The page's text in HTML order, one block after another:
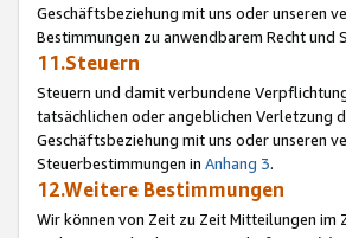
Geschäftsbeziehung mit uns oder unseren
Bestimmungen zu anwendbarem Recht und
11.Steuern
Steuern und damit verbundene
tatsächlichen oder angeblichen Verletzung
Geschäftsbeziehung mit uns oder unseren
Steuerbestimmungen in Anhang 3.
12.Weitere Bestimmungen
Wir können von Zeit zu Zeit Mitteilungen im